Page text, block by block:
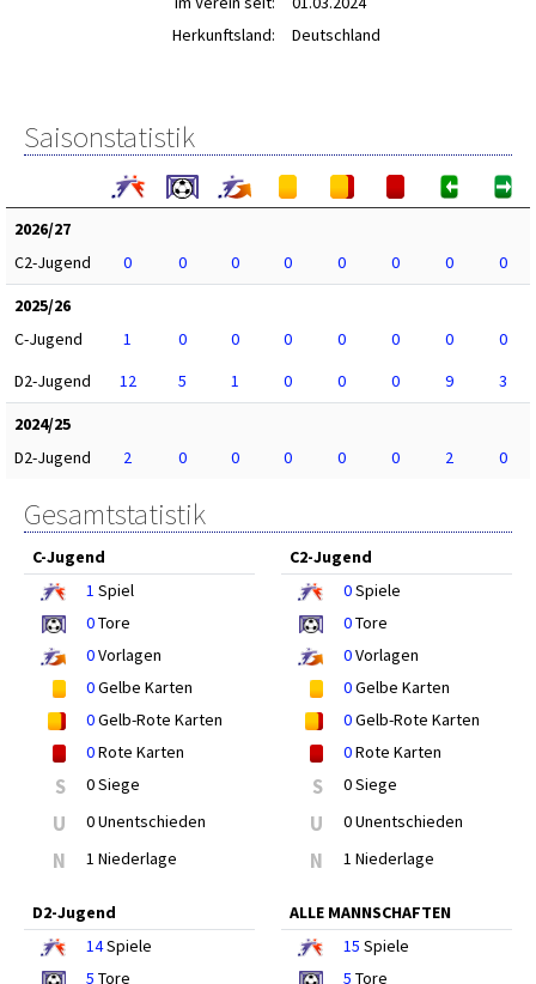
Herkunftsland:
Deutschland
Saisonstatistik
2026/27
C2-Jugend
0 0 0 0 0 0 0
0
2025/26
C-Jugend
1 0 0 0 0 0 0
0
D2-Jugend
12 5 1 0 0 0 9
3
2024/25
D2-Jugend
2 0 0 0 0 0 2 0
Gesamtstatistik
C-Jugend
1 Spiel
0Tore
0Vorlagen
0Gelbe Karten
0Gelb-Rote Karten
0Rote Karten
S 0 Siege
U 0 Unentschieden
N 1 Niederlage
C2-Jugend
0Spiele
0Tore
0Vorlagen
0Gelbe Karten
0Gelb-Rote Karten
0Rote Karten
S 0 Siege
U 0 Unentschieden
N 1 Niederlage
D2-Jugend
14Spiele
5 Tore
ALLE MANNSCHAFTEN
15 Spiele
5 Tore